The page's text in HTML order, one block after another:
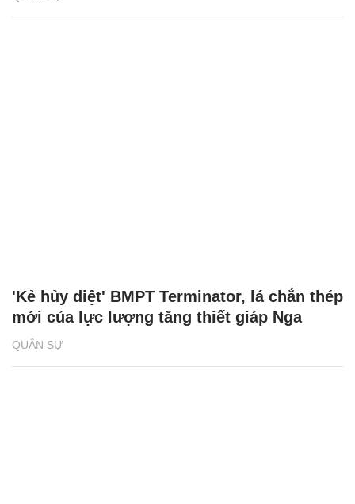
QUÂN SỰ
'Kẻ hủy diệt' BMPT Terminator, lá chắn thép
mới của lực lượng tăng thiết giáp Nga